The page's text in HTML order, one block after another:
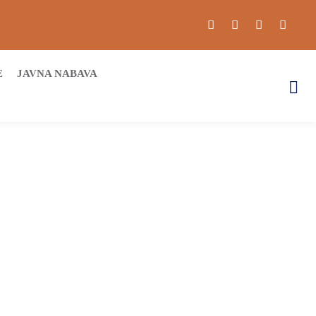
JAVNA NABAVA